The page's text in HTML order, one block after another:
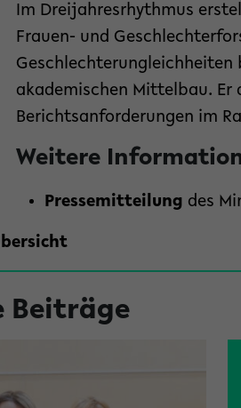
Im Dreijahresrhythmus
Frauen- und
Geschlechterungleichheiten
akademischen Mittelbau.
Berichtsanforderungen im
Weitere
Pressemitteilung des
Beiträge